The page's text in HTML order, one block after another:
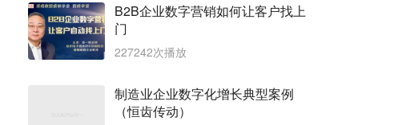
B2B企业数字营销如何让客户找上
门
227242次播放
制造业企业数字化增长典型案例
（恒齿传动）